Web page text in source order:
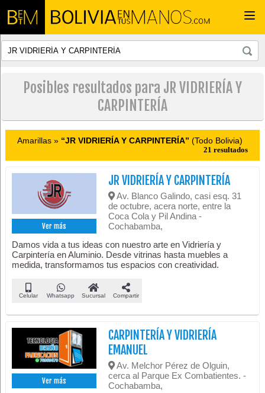
Posibles resultados para JR VIDRIERÍA Y
CARPINTERÍA
Amarillas » “JR VIDRIERÍA Y CARPINTERÍA” (Todo Bolivia)
21 resultados
Ver más
JR VIDRIERÍA Y CARPINTERÍA
Av. Blanco Galindo, casi esq. 31
de octubre, acera norte, entre la
Coca Cola y Pil Andina -
Cochabamba,
Damos vida a tus ideas con nuestro arte en Vidriería y
Carpintería en Aluminio. Desde vitrinas hasta muebles a
medida, transformamos tus espacios con creatividad.
Celular Whatsapp Sucursal Compartir
Ver más
CARPINTERÍA Y VIDRIERÍA
EMANUEL
Av. Melchor Pérez de Olguin,
cerca al Parque Ex Combatientes. -
Cochabamba,